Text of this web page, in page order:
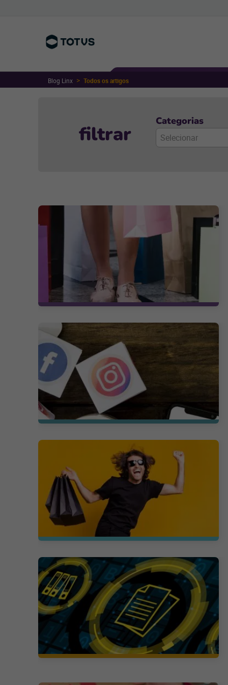
Blog Linx Todos os artigos
filtrar
Categorias
Selecionar